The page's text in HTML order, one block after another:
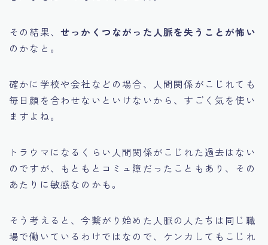
その結果、 せっかくつながった人脈を失うことが怖い
のかなと。
確かに学校や会社などの場合、人間関係がこじれても
毎日顔を合わせないといけないから、すごく気を使い
ますよね。
トラウマになるくらい人間関係がこじれた過去はない
のですが、もともとコミュ障だったこともあり、その
あたりに敏感なのかも。
そう考えると、今繋がり始めた人脈の人たちは同じ職
場で働いているわけではなので、ケンカしてもこじれ